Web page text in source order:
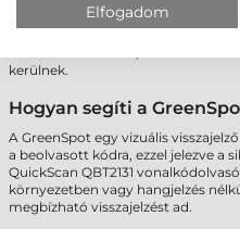
Igen, a Datalogic QuickScan
kerülnek.
Hogyan segíti a
A GreenSpot egy vizuális
a beolvasott kódra, ezzel jelezve a
QuickScan QBT2131
környezetben vagy hangjelzés
megbízható visszajelzést ad.
Elfogadom